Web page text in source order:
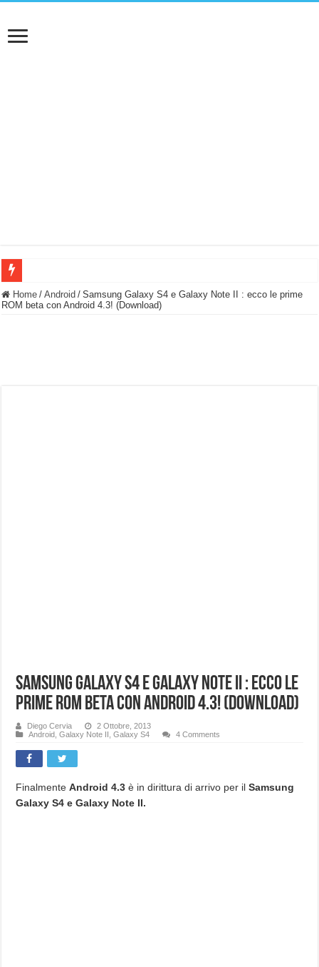
BASTA FATICARE! Questo robot tagliaerba lo appoggi e fa tutto lui! (Senza
Home / Android / Samsung Galaxy S4 e Galaxy Note II : ecco le prime
ROM beta con Android 4.3! (Download)
Samsung Galaxy S4 e Galaxy Note II : ecco le
prime ROM beta con Android 4.3! (Download)
Diego Cervia
2 Ottobre, 2013
Android ,Galaxy Note II ,Galaxy S4 4 Comments
FinalmenteAndroid 4.3 è in dirittura di arrivo per ilSamsung
Galaxy S4 e Galaxy Note II.